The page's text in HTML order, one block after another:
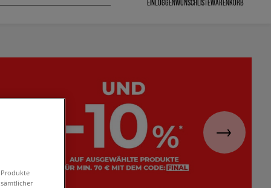
EINLOGGENWUNSCHLISTEWARENKORB